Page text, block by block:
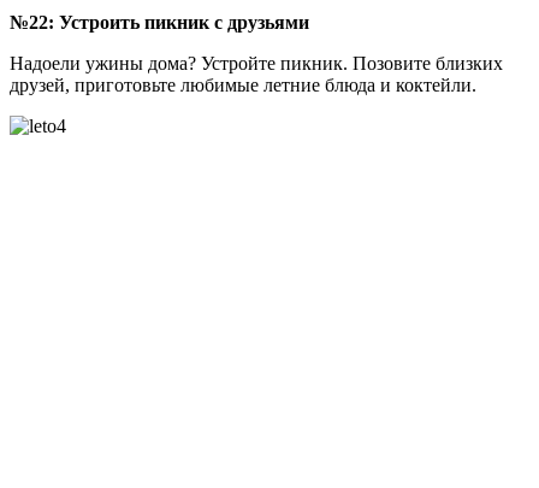
№22: Устроить пикник с друзьями
Надоели ужины дома? Устройте пикник. Позовите близких
друзей, приготовьте любимые летние блюда и коктейли.